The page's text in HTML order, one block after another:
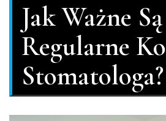
Jak Ważne Są
Regularne
Stomatologa?